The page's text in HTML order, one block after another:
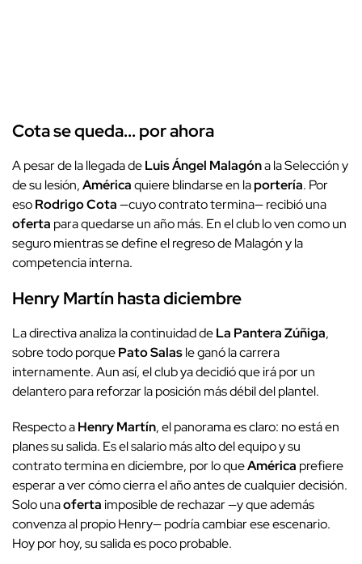
Cota se queda... por ahora
A pesar de la llegada deLuis Ángel Malagóna la Selección y
de su lesión,Américaquiere blindarse en laportería. Por
esoRodrigo Cota—cuyo contrato termina— recibió una
oferta para quedarse un año más. En el club lo ven como un
seguro mientras se define el regreso de Malagón y la
competencia interna.
Henry Martín hasta diciembre
La directiva analiza la continuidad deLa Pantera Zúñiga,
sobre todo porquePato Salasle ganó la carrera
internamente. Aun así, el club ya decidió que irá por un
delantero para reforzar la posición más débil del plantel.
Respecto aHenry Martín, el panorama es claro: no está en
planes su salida. Es el salario más alto del equipo y su
contrato termina en diciembre, por lo queAmérica prefiere
esperar a ver cómo cierra el año antes de cualquier decisión.
Solo unaofertaimposible de rechazar —y que además
convenza al propio Henry— podría cambiar ese escenario.
Hoy por hoy, su salida es poco probable.